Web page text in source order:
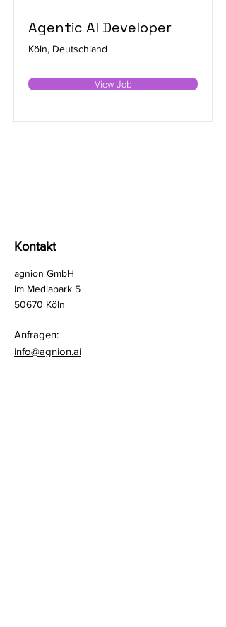
Agentic AI Developer
Köln, Deutschland
View Job
Kontakt
agnion GmbH
Im Mediapark 5
50670 Köln
Anfragen:
info@agnion.ai